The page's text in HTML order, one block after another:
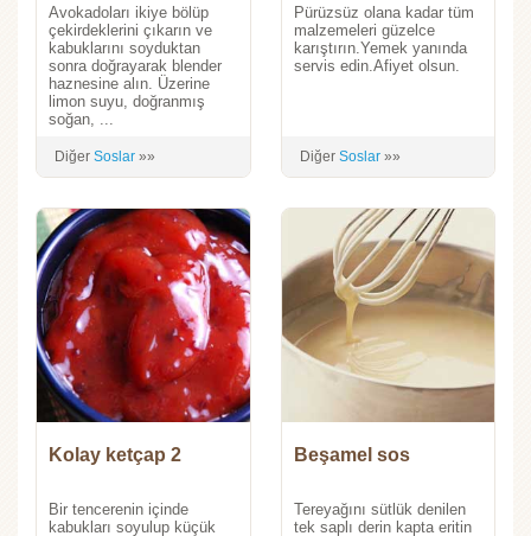
Avokadoları ikiye bölüp
çekirdeklerini çıkarın ve
kabuklarını soyduktan
sonra doğrayarak blender
haznesine alın. Üzerine
limon suyu, doğranmış
soğan, ...
Diğer Soslar »»
Pürüzsüz olana kadar tüm
malzemeleri güzelce
karıştırın.Yemek yanında
servis edin.Afiyet olsun.
Diğer Soslar»»
Kolay ketçap 2
Bir tencerenin içinde
kabukları soyulup küçük
Beşamel sos
Tereyağını sütlük denilen
tek saplı derin kapta eritin